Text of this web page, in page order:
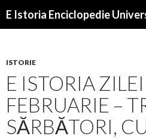
E Istoria Enciclopedie
ISTORIE
E ISTORIA
FEBRUARIE –
SĂRBĂTORI,